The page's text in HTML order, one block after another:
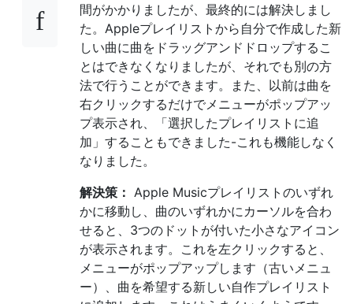
間がかかりましたが、最終的には解決しまし
た。Appleプレイリストから自分で作成した新
しい曲に曲をドラッグアンドドロップするこ
とはできなくなりましたが、それでも別の方
法で行うことができます。また、以前は曲を
右クリックするだけでメニューがポップアッ
プ表示され、「選択したプレイリストに追
加」することもできました-これも機能しなく
なりました。
解決策： Apple Musicプレイリストのいずれ
かに移動し、曲のいずれかにカーソルを合わ
せると、3つのドットが付いた小さなアイコン
が表示されます。これを左クリックすると、
メニューがポップアップします（古いメニュ
ー）、曲を希望する新しい自作プレイリスト